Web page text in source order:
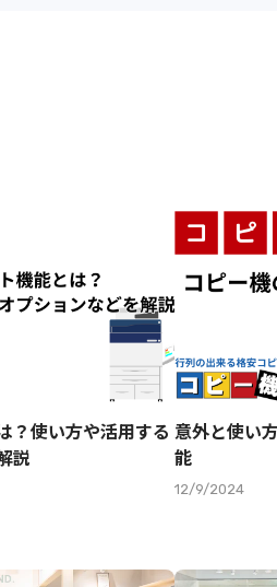
？使い方や活用する
説
意外と使い
能
12/9/2024